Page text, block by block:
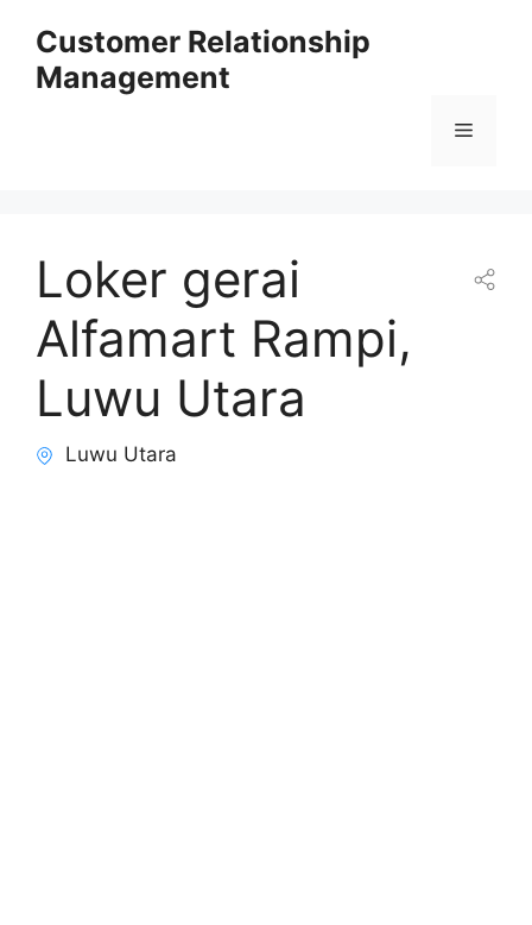
content
Customer Relationship
Management
Menu
Loker gerai
Alfamart Rampi,
Luwu Utara
Luwu Utara